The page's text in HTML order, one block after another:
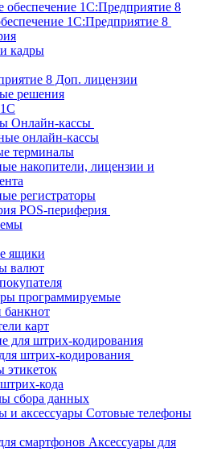
1С:Предприятие 8
кадры
8 Доп. лицензии
решения
Онлайн-кассы
онлайн-кассы
терминалы
накопители, лицензии и
регистраторы
POS-периферия
ящики
валют
программируемые
банкнот
карт
штрих-кодирования
этикеток
кода
сбора данных
Сотовые телефоны
Аксессуары для